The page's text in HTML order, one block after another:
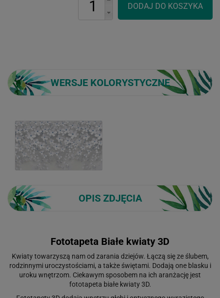
WERSJE KOLORYSTYCZNE
OPIS ZDJĘCIA
Fototapeta Białe kwiaty 3D
Kwiaty towarzyszą nam od zarania dziejów. Łączą się ze ślubem,
rodzinnymi uroczystościami, a także świętami. Dodają one blasku i
uroku wnętrzom. Ciekawym sposobem na ich aranżację jest
fototapeta białe kwiaty 3D.